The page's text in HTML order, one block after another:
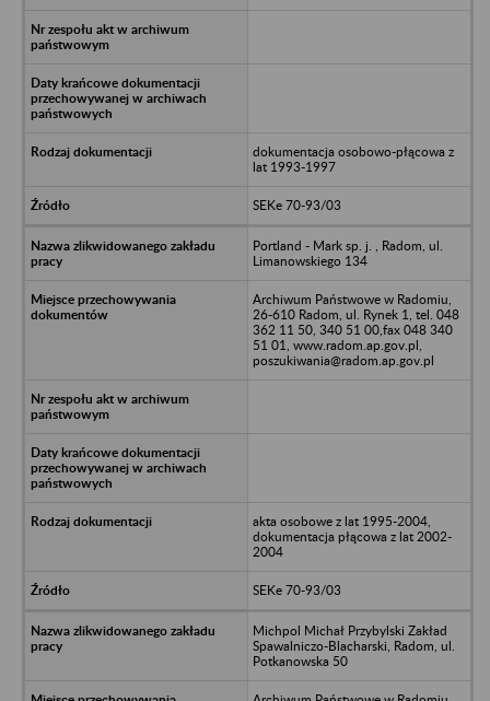
dokumentacja osobowo-płącowa z
lat 1993-1997
SEKe 70-93/03
Portland - Mark sp. j. , Radom, ul.
Limanowskiego 134
Archiwum Państwowe w Radomiu,
26-610 Radom, ul. Rynek 1, tel. 048
362 11 50, 340 51 00,fax 048 340
51 01, www.radom.ap.gov.pl,
poszukiwania@radom.ap.gov.pl
akta osobowe z lat 1995-2004,
dokumentacja płącowa z lat 2002-
2004
SEKe 70-93/03
Michpol Michał Przybylski Zakład
Spawalniczo-Blacharski, Radom, ul.
Potkanowska 50